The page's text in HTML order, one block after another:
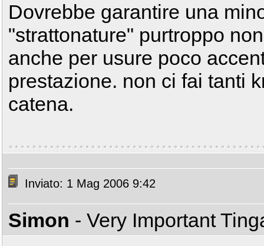
Dovrebbe garantire una
"strattonature" purtroppo
anche per usure poco
prestazione. non ci fai tanti
catena.
Inviato: 1 Mag 2006 9:42
Simon - Very Important